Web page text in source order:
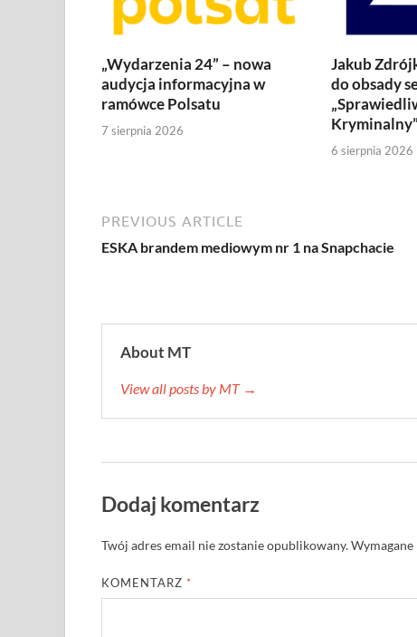
„Wydarzenia 24” – nowa
audycja informacyjna w
ramówce Polsatu
7 sierpnia 2026
Jakub
do obsady
Kryminalny”
6 sierpnia 2026
PREVIOUS ARTICLE
ESKA brandem mediowym nr 1 na Snapchacie
About MT
View all posts by MT →
Dodaj komentarz
Twój adres email nie zostanie opublikowany.Wymagane
KOMENTARZ *